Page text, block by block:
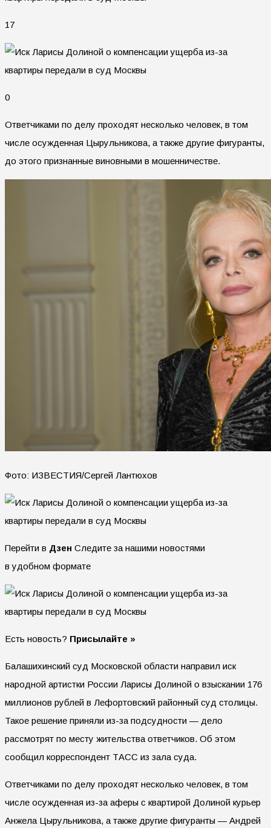
17
0
Ответчиками по делу проходят несколько человек, в том
числе осужденная Цырульникова, а также другие фигуранты,
до этого признанные виновными в мошенничестве.
Фото: ИЗВЕСТИЯ/Сергей Лантюхов
Перейти в Дзен Следите за нашими новостями
в удобном формате
Есть новость? Присылайте »
Балашихинский суд Московской области направил иск
народной артистки России Ларисы Долиной о взыскании 176
миллионов рублей в Лефортовский районный суд столицы.
Такое решение приняли из-за подсудности — дело
рассмотрят по месту жительства ответчиков. Об этом
сообщил корреспондент ТАСС из зала суда.
Ответчиками по делу проходят несколько человек, в том
числе осужденная из-за аферы с квартирой Долиной курьер
Анжела Цырульникова, а также другие фигуранты — Андрей